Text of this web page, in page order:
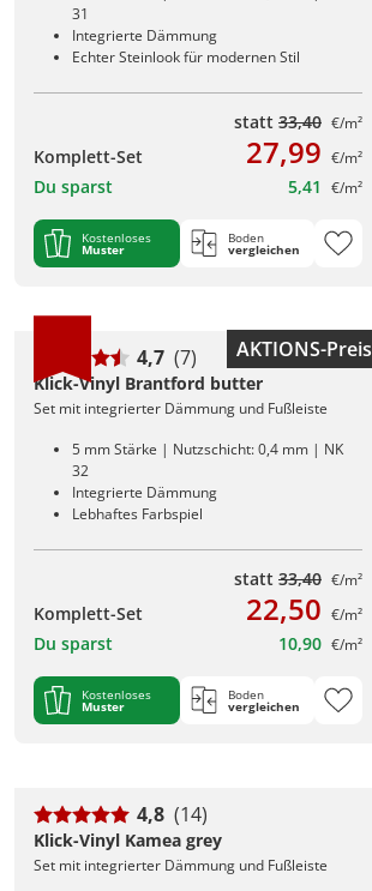
31
Integrierte Dämmung
Echter Steinlook für modernen Stil
statt 33,40 €/m²
Komplett-Set 27,99 €/m²
Du sparst 5,41 €/m²
Kostenloses
Muster
Boden
vergleichen
AKTIONS-Preis
4,7 (7)
Klick-Vinyl Brantford butter
Set mit integrierter Dämmung und Fußleiste
5 mm Stärke | Nutzschicht: 0,4 mm | NK
32
Integrierte Dämmung
Lebhaftes Farbspiel
statt 33,40 €/m²
Komplett-Set 22,50 €/m²
Du sparst 10,90 €/m²
Kostenloses
Muster
Boden
vergleichen
4,8 (14)
Klick-Vinyl Kamea grey
Set mit integrierter Dämmung und Fußleiste